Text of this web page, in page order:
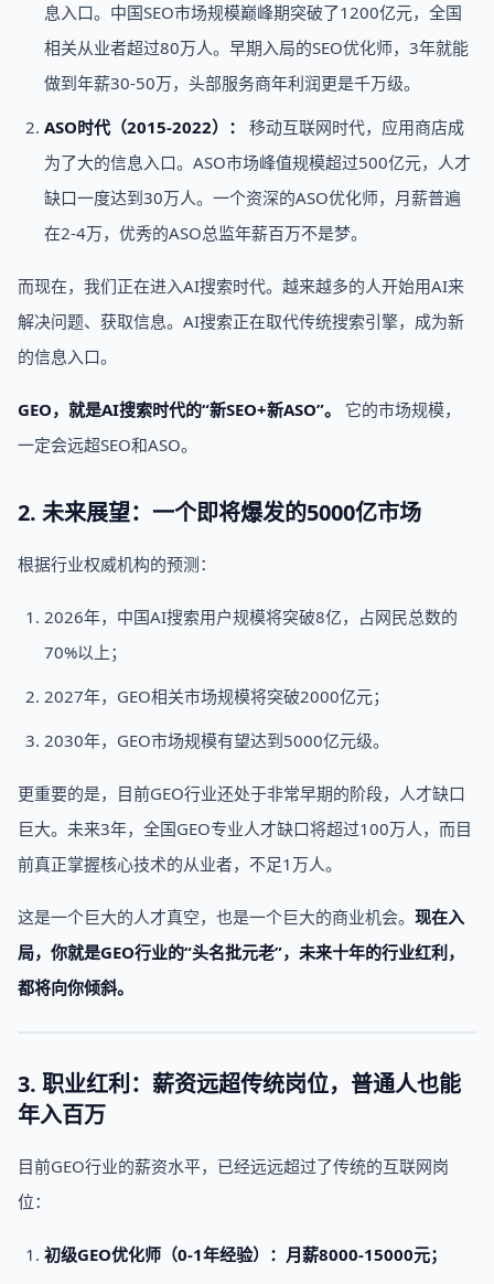
息入口。中国SEO市场规模巅峰期突破了1200亿元，全国
相关从业者超过80万人。早期入局的SEO优化师，3年就能
做到年薪30-50万，头部服务商年利润更是千万级。
ASO时代（2015-2022）：
移动互联网时代，应用商店成
为了大的信息入口。ASO市场峰值规模超过500亿元，人才
缺口一度达到30万人。一个资深的ASO优化师，月薪普遍
在2-4万，优秀的ASO总监年薪百万不是梦。
而现在，我们正在进入AI搜索时代。越来越多的人开始用AI来
解决问题、获取信息。AI搜索正在取代传统搜索引擎，成为新
的信息入口。
GEO，就是AI搜索时代的“新SEO+新ASO”。
它的市场规模，
一定会远超SEO和ASO。
2. 未来展望：一个即将爆发的5000亿市场
根据行业权威机构的预测：
2026年，中国AI搜索用户规模将突破8亿，占网民总数的
70%以上；
2027年，GEO相关市场规模将突破2000亿元；
2030年，GEO市场规模有望达到5000亿元级。
更重要的是，目前GEO行业还处于非常早期的阶段，人才缺口
巨大。未来3年，全国GEO专业人才缺口将超过100万人，而目
前真正掌握核心技术的从业者，不足1万人。
这是一个巨大的人才真空，也是一个巨大的商业机会。 现在入
局，你就是GEO行业的“头名批元老”，未来十年的行业红利，
都将向你倾斜。
3. 职业红利：薪资远超传统岗位，普通人也能
年入百万
目前GEO行业的薪资水平，已经远远超过了传统的互联网岗
位：
初级GEO优化师（0-1年经验）：月薪8000-15000元；